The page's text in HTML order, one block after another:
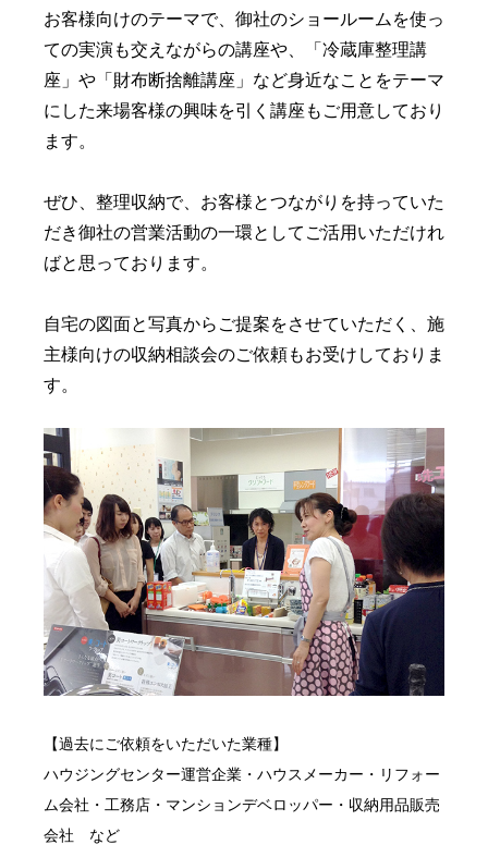
お客様向けのテーマで、御社のショールームを使っ
ての実演も交えながらの講座や、「冷蔵庫整理講
座」や「財布断捨離講座」など身近なことをテーマ
にした来場客様の興味を引く講座もご用意しており
ます。
ぜひ、整理収納で、お客様とつながりを持っていた
だき御社の営業活動の一環としてご活用いただけれ
ばと思っております。
自宅の図面と写真からご提案をさせていただく、施
主様向けの収納相談会のご依頼もお受けしておりま
す。
【過去にご依頼をいただいた業種】
ハウジングセンター運営企業・ハウスメーカー・リフォー
ム会社・工務店・マンションデベロッパー・収納用品販売
会社 など